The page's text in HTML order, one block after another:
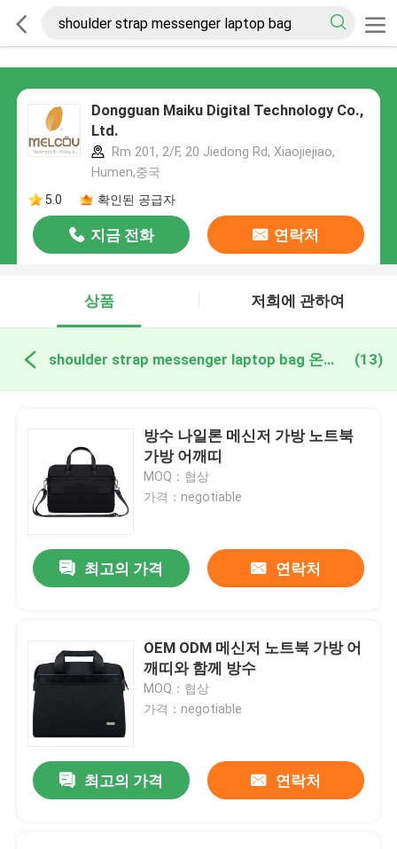
Dongguan Maiku Digital Technology Co.,
Ltd.
Rm 201, 2/F, 20 Jiedong Rd, Xiaojiejiao,
Humen,중국
5.0
확인된 공급자
지금 전화 연락처
상품 저희에 관하여
shoulder strap messenger laptop bag 온라인 제조 (13)
방수 나일론 메신저 가방 노트북
가방 어깨띠
MOQ：협상
가격：negotiable
최고의 가격 연락처
OEM ODM 메신저 노트북 가방 어
깨띠와 함께 방수
MOQ：협상
가격：negotiable
최고의 가격 연락처